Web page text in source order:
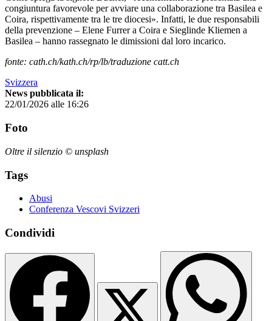
congiuntura favorevole per avviare una collaborazione tra Basilea e
Coira, rispettivamente tra le tre diocesi». Infatti, le due responsabili
della prevenzione – Elene Furrer a Coira e Sieglinde Kliemen a
Basilea – hanno rassegnato le dimissioni dal loro incarico.
fonte: cath.ch/kath.ch/rp/lb/traduzione catt.ch
Svizzera
News pubblicata il:
22/01/2026 alle 16:26
Foto
Oltre il silenzio © unsplash
Tags
Abusi
Conferenza Vescovi Svizzeri
Condividi